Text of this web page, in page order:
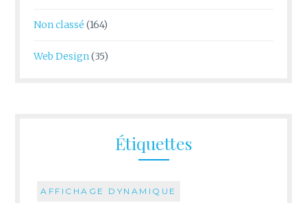
Non classé (164)
Web Design(35)
Étiquettes
AFFICHAGE DYNAMIQUE